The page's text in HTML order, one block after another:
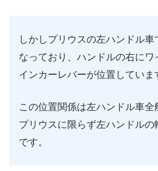
しかしプリウスの左ハンドル
なっており、ハンドルの右にワ
インカーレバーが位置していま
この位置関係は左ハンドル車全
プリウスに限らず左ハンドル
です。